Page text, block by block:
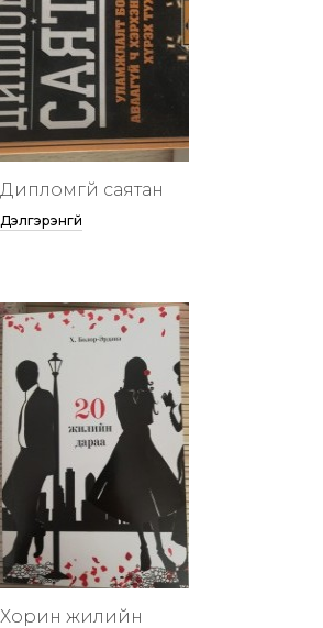
Дипломгүй саятан
Дэлгэрэнгүй
Хорин жилийн